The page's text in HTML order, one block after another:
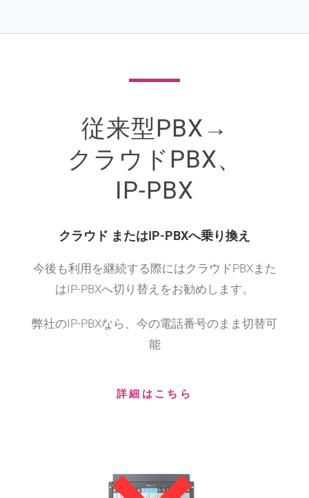
従来型PBX→
クラウドPBX、
IP-PBX
クラウド またはIP-PBXへ乗り換え
今後も利用を継続する際にはクラウドPBXまた
はIP-PBXへ切り替えをお勧めします。
弊社のIP-PBXなら、今の電話番号のまま切替可
能
詳細はこちら